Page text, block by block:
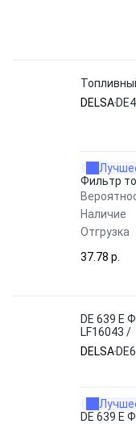
DELSA
Фильтр
Наличие
Отгрузка
37.78 p.
DE 639 E
LF16043 /
DELSA
DE 639 E